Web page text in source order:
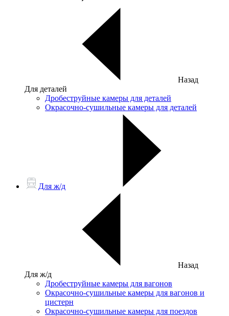
Назад
Для деталей
Дробеструйные камеры для деталей
Окрасочно-сушильные камеры для деталей
Для ж/д
Назад
Для ж/д
Дробеструйные камеры для вагонов
Окрасочно-сушильные камеры для вагонов и
цистерн
Окрасочно-сушильные камеры для поездов